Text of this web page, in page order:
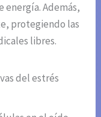
energía. Además,
protegiendo las
libres.
del estrés